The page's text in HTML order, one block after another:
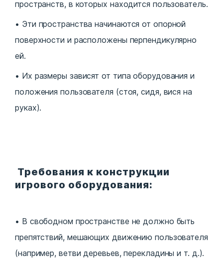
пространств, в которых находится пользователь.
Эти пространства начинаются от опорной
поверхности и расположены перпендикулярно
ей.
Их размеры зависят от типа оборудования и
положения пользователя (стоя, сидя, вися на
руках).
Требования к конструкции
игрового оборудования:
В свободном пространстве не должно быть
препятствий, мешающих движению пользователя
(например, ветви деревьев, перекладины и т. д.).